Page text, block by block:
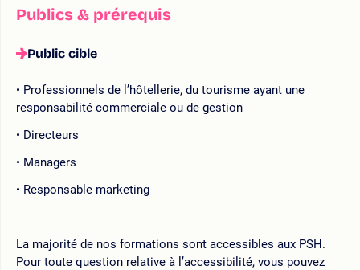
Publics & prérequis
Public cible
Professionnels de l’hôtellerie, du tourisme ayant une
responsabilité commerciale ou de gestion
Directeurs
Managers
Responsable marketing
La majorité de nos formations sont accessibles aux PSH.
Pour toute question relative à l’accessibilité, vous pouvez